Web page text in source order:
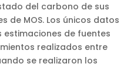
del carbono de sus
de MOS. Los únicos datos
estimaciones de fuentes
realizados entre
se realizaron los